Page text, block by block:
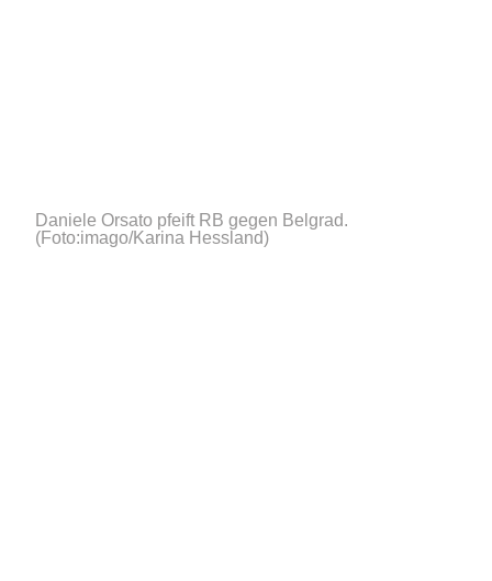
Daniele Orsato pfeift RB gegen Belgrad.
(Foto:imago/Karina Hessland)